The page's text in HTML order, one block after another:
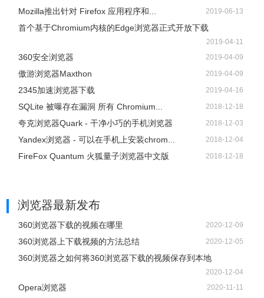
Mozilla推出针对 Firefox 应用程序和... 2019-06-13
首个基于Chromium内核的Edge浏览器正式开放下载
2019-04-11
360安全浏览器 2019-04-09
傲游浏览器Maxthon 2019-04-09
2345加速浏览器下载 2019-04-16
SQLite 被曝存在漏洞 所有 Chromium... 2018-12-18
夸克浏览器Quark - 干净小巧的手机浏览器 2018-12-03
Yandex浏览器 - 可以在手机上安装chrom... 2018-12-04
FireFox Quantum 火狐量子浏览器中文版 2018-12-18
浏览器最新发布
360浏览器下载的视频在哪里 2020-12-09
360浏览器上下载视频的方法总结 2020-12-05
360浏览器之如何将360浏览器下载的视频保存到本地
2020-12-04
Opera浏览器 2020-11-11